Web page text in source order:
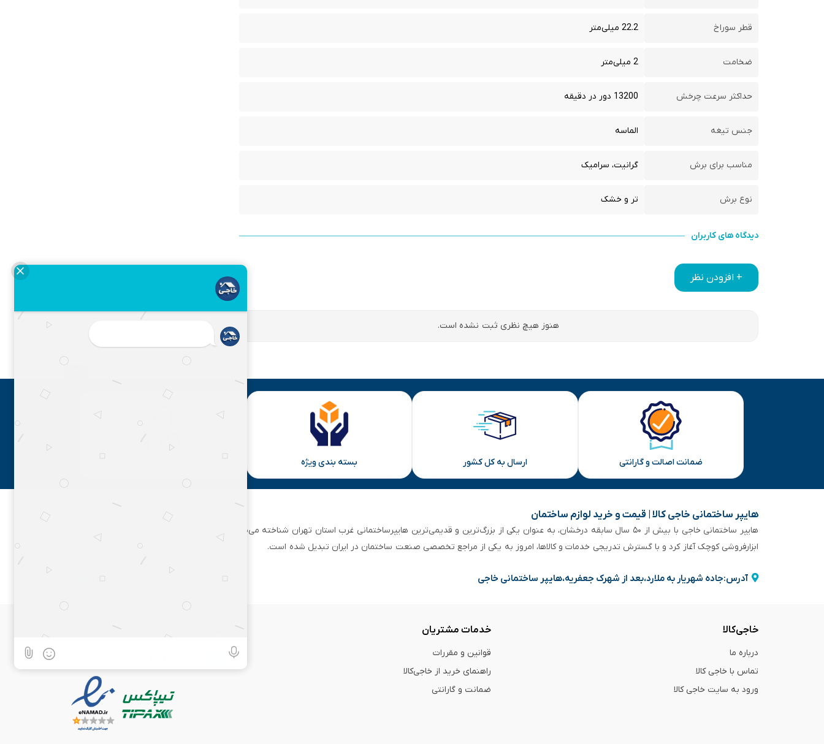
قطر سوراخ 22.2 میلی‌متر
ضخامت 2 میلی‌متر
حداکثر سرعت چرخش 13200 دور در دقیقه
جنس تیغه الماسه
مناسب برای برش گرانیت، سرامیک
نوع برش تر و خشک
دیدگاه های کاربران
+ افزودن نظر
هنوز هیچ نظری ثبت نشده است.
ضمانت اصالت و گارانتی ارسال به کل کشور بسته بندی ویژه
هایپر ساختمانی خاجی‌ کالا | قیمت و خرید لوازم ساختمان
هایپر ساختمانی خاجی‌ با بیش از ۵۰ سال سابقه‌ درخشان، به عنوان یکی از بزرگ‌ترین و قدیمی‌ترین هایپرساختمانی‌ غرب استان تهران شناخته می‌شود. این مجموعه بزرگ، فعالیت خود را از یک مغازه
ابزارفروشی کوچک آغاز کرد و با گسترش تدریجی خدمات و کالاها، امروز به یکی از مراجع تخصصی صنعت ساختمان در ایران تبدیل شده است.
آدرس:جاده شهریار به ملارد،بعد از شهرک جعفریه،هایپر ساختمانی خاجی
خاجی‌کالا
درباره ما
تماس با خاجی کالا
ورود به سایت خاجی‌ کالا
خدمات مشتریان
قوانین و مقررات
راهنمای خرید از خاجی‌کالا
ضمانت و گارانتی